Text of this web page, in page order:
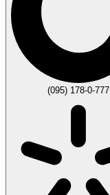
(095) 178-0-777